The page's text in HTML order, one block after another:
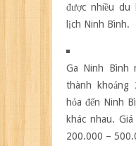
được nhiều du
lịch Ninh Bình.
Ga Ninh Bình
thành khoảng
hỏa đến Ninh
khác nhau.
200.000 –